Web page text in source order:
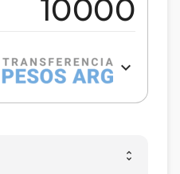
expand_more
unfold_more